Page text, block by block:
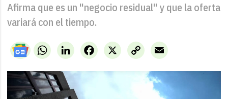
Afirma que es un "negocio residual" y que la oferta
variará con el tiempo.
WhatsAppLinkedIn X
Facebook
Copy
Link
Email